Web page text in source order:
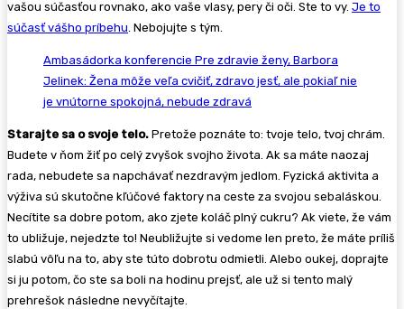
vašou súčasťou rovnako, ako vaše vlasy, pery či oči. Ste to vy. Je to
súčasť vášho príbehu. Nebojujte s tým.
Ambasádorka konferencie Pre zdravie ženy, Barbora
Jelinek: Žena môže veľa cvičiť, zdravo jesť, ale pokiaľ nie
je vnútorne spokojná, nebude zdravá
Starajte sa o svoje telo. Pretože poznáte to: tvoje telo, tvoj chrám.
Budete v ňom žiť po celý zvyšok svojho života. Ak sa máte naozaj
rada, nebudete sa napchávať nezdravým jedlom. Fyzická aktivita a
výživa sú skutočne kľúčové faktory na ceste za svojou sebaláskou.
Necítite sa dobre potom, ako zjete koláč plný cukru? Ak viete, že vám
to ubližuje, nejedzte to! Neubližujte si vedome len preto, že máte príliš
slabú vôľu na to, aby ste túto dobrotu odmietli. Alebo oukej, doprajte
si ju potom, čo ste sa boli na hodinu prejsť, ale už si tento malý
prehrešok následne nevyčítajte.